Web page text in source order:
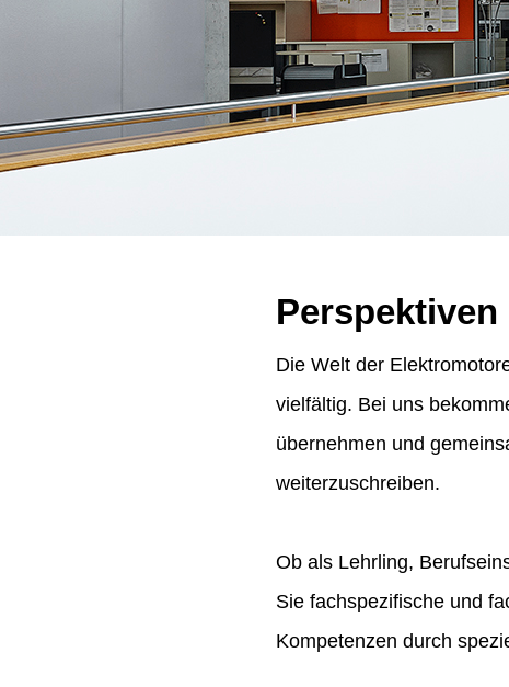
Perspektiven
Die Welt der
vielfältig. Bei uns
übernehmen und
weiterzuschreiben.
Ob als Lehrling,
Sie fachspezifische und
Kompetenzen durch